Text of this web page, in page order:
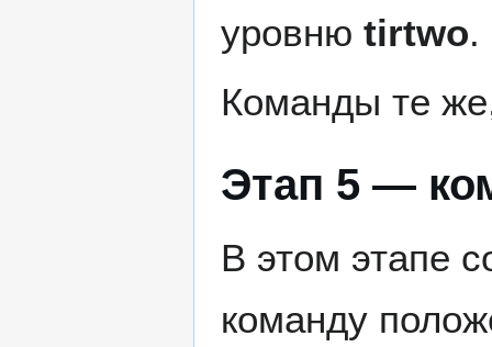
уровню tirtwo.
Команды те
Этап 5 —
В этом этапе
команду